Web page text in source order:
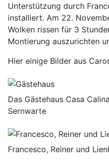
Unterstützung durch
installiert. Am 22.
Wolken rissen für 3
Montierung auszurichten
Hier einige Bilder aus
Das Gästehaus Casa
Sernwarte
Francesco, Reiner und